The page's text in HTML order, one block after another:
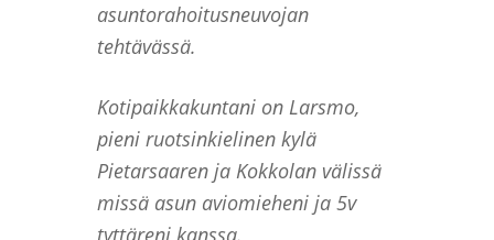
asuntorahoitusneuvojan
tehtävässä.
Kotipaikkakuntani on Larsmo,
pieni ruotsinkielinen kylä
Pietarsaaren ja Kokkolan välissä
missä asun aviomieheni ja 5v